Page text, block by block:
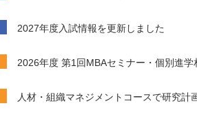
2027年度入試情報を更新しました
2026年度 第1回MBAセミナー・個別進
人材・組織マネジメントコースで研究計